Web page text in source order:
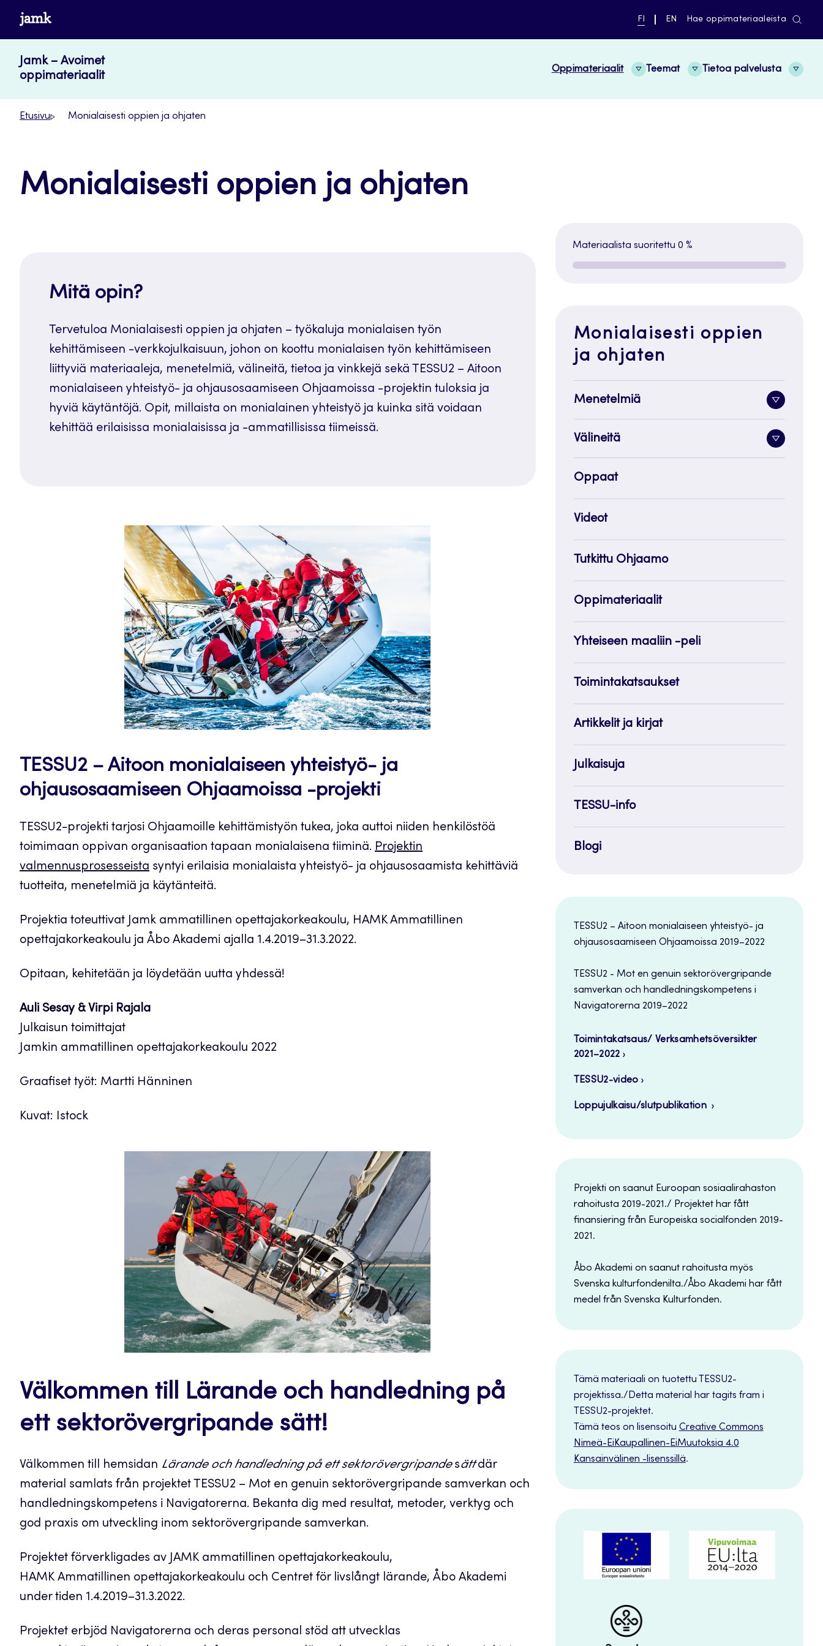
Siirry
sisältöön
www.jamk.fi
NYKYINEN
SUOMI
FI
VAIHDA
ENGLISH
EN Hae oppimateriaaleista
Jamk – Avoimet
oppimateriaalit
Oppimateriaalit Teemat Tietoa palvelusta
Etusivu Monialaisesti oppien ja ohjaten
Monialaisesti oppien ja ohjaten
Mitä opin?
Tervetuloa Monialaisesti oppien ja ohjaten – työkaluja monialaisen työn
kehittämiseen -verkkojulkaisuun, johon on koottu monialaisen työn kehittämiseen
liittyviä materiaaleja, menetelmiä, välineitä, tietoa ja vinkkejä sekä TESSU2 – Aitoon
monialaiseen yhteistyö- ja ohjausosaamiseen Ohjaamoissa -projektin tuloksia ja
hyviä käytäntöjä. Opit, millaista on monialainen yhteistyö ja kuinka sitä voidaan
kehittää erilaisissa monialaisissa ja -ammatillisissa tiimeissä.
TESSU2 – Aitoon monialaiseen yhteistyö- ja
ohjausosaamiseen Ohjaamoissa -projekti
TESSU2-projekti tarjosi Ohjaamoille kehittämistyön tukea, joka auttoi niiden henkilöstöä
toimimaan oppivan organisaation tapaan monialaisena tiiminä. Projektin
valmennusprosesseista syntyi erilaisia monialaista yhteistyö- ja ohjausosaamista kehittäviä
tuotteita, menetelmiä ja käytänteitä.
Projektia toteuttivat Jamk ammatillinen opettajakorkeakoulu, HAMK Ammatillinen
opettajakorkeakoulu ja Åbo Akademi ajalla 1.4.2019–31.3.2022.
Opitaan, kehitetään ja löydetään uutta yhdessä!
Auli Sesay & Virpi Rajala
Julkaisun toimittajat
Jamkin ammatillinen opettajakorkeakoulu 2022
Graafiset työt: Martti Hänninen
Kuvat: Istock
Välkommen till Lärande och handledning på
ett sektorövergripande sätt!
Välkommen till hemsidan Lärande och handledning på ett sektorövergripandesättdär
material samlats från projektet TESSU2 – Mot en genuin sektorövergripande samverkan och
handledningskompetens i Navigatorerna. Bekanta dig med resultat, metoder, verktyg och
god praxis om utveckling inom sektorövergripande samverkan.
Projektet förverkligades av JAMK ammatillinen opettajakorkeakoulu,
HAMK Ammatillinen opettajakorkeakoulu och Centret för livslångt lärande, Åbo Akademi
under tiden 1.4.2019–31.3.2022.
Projektet erbjöd Navigatorerna och deras personal stöd att utvecklas
Materiaalista suoritettu 0 %
Monialaisesti oppien
ja ohjaten
Menetelmiä
Välineitä
Oppaat
Videot
Tutkittu Ohjaamo
Oppimateriaalit
Yhteiseen maaliin -peli
Toimintakatsaukset
Artikkelit ja kirjat
Julkaisuja
TESSU-info
Blogi
TESSU2 – Aitoon monialaiseen yhteistyö- ja
ohjausosaamiseen Ohjaamoissa 2019–2022
TESSU2 - Mot en genuin sektorövergripande
samverkan och handledningskompetens i
Navigatorerna 2019–2022
Toimintakatsaus/ Verksamhetsöversikter
2021–2022
TESSU2-video
Loppujulkaisu/slutpublikation
Projekti on saanut Euroopan sosiaalirahaston
rahoitusta 2019-2021./ Projektet har fått
finansiering från Europeiska socialfonden 2019-
2021.
Åbo Akademi on saanut rahoitusta myös
Svenska kulturfondenilta./Åbo Akademi har fått
medel från Svenska Kulturfonden.
Tämä materiaali on tuotettu TESSU2-
projektissa./Detta material har tagits fram i
TESSU2-projektet.
Tämä teos on lisensoitu Creative Commons
Nimeä-EiKaupallinen-EiMuutoksia 4.0
Kansainvälinen -lisenssillä.